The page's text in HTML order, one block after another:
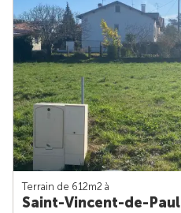
Terrain de 612m2 à
Saint-Vincent-de-Paul